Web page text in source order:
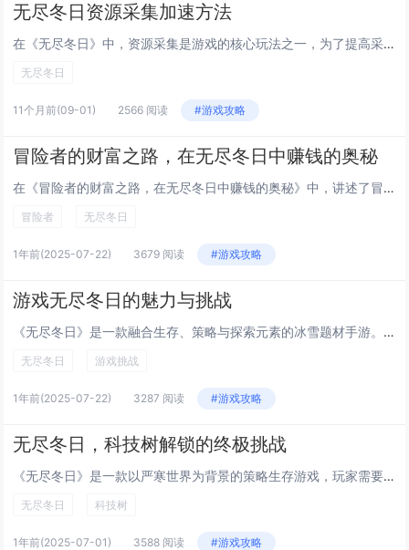
无尽冬日资源采集加速方法
在《无尽冬日》中，资源采集是游戏的核心玩法之一，为了提高采集效率，玩家可以通过升级采集工具、提升角色技能等级、使用加速道具以及合理安排采集路线等方式来实现加速，组建高效的队伍、利用科技加成和建筑升级也能显著提升资源获取速度，帮助玩家更快地发...
无尽冬日
11个月前(09-01) 2566 阅读 #游戏攻略
冒险者的财富之路，在无尽冬日中赚钱的奥秘
在《冒险者的财富之路，在无尽冬日中赚钱的奥秘》中，讲述了冒险者如何在严酷的冬季环境中寻找财富与生存之道。通过探索资源、交易物资、完成任务与击败怪物，冒险者可以积累财富。游戏中的经济系统与市场波动也为玩家提供了多样的赚钱策略。合理规划资源利用...
冒险者 无尽冬日
1年前(2025-07-22) 3679 阅读 #游戏攻略
游戏无尽冬日的魅力与挑战
《无尽冬日》是一款融合生存、策略与探索元素的冰雪题材手游。玩家需在极寒环境中收集资源、建造庇护所，并抵御严寒与敌对生物的侵袭。游戏画面精美，营造出寒冷而神秘的世界观，同时考验玩家的决策与应变能力。其独特的时间系统与随机事件设计，使每次游戏体...
无尽冬日 游戏挑战
1年前(2025-07-22) 3287 阅读 #游戏攻略
无尽冬日，科技树解锁的终极挑战
《无尽冬日》是一款以严寒世界为背景的策略生存游戏，玩家需要在极端环境中建立基地、收集资源，并通过科技树系统逐步解锁更高级的建筑与装备。游戏的核心挑战在于如何合理规划科技树的解锁顺序，以应对不断加剧的环境威胁和敌人进攻。科技树不仅是升级的关键...
无尽冬日 科技树
1年前(2025-07-01) 3588 阅读 #游戏攻略